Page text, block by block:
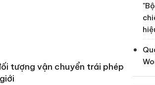
tượng vận chuyển trái phép